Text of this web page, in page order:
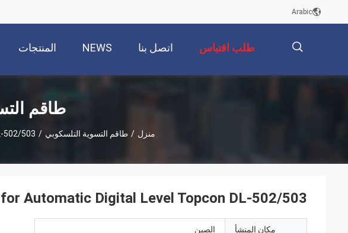
Arabic
المنتجات NEWS اتصل بنا طلب اقتباس
طاقم
منزل / طاقم التسوية التلسكوبي /
502/503
Automatic Digital Level Topcon DL-502/503
مكان المنشأ الصين